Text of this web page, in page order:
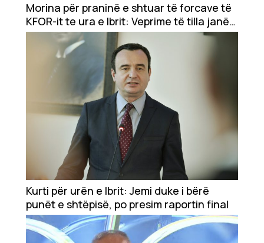
Morina për praninë e shtuar të forcave të
KFOR-it te ura e Ibrit: Veprime të tilla janë
normale
Kurti për urën e Ibrit: Jemi duke i bërë
punët e shtëpisë, po presim raportin final